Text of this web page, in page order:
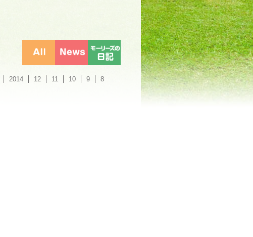
2014 12 11 10 9
8